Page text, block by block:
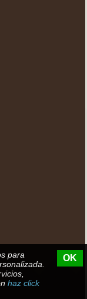
para
haz click
OK